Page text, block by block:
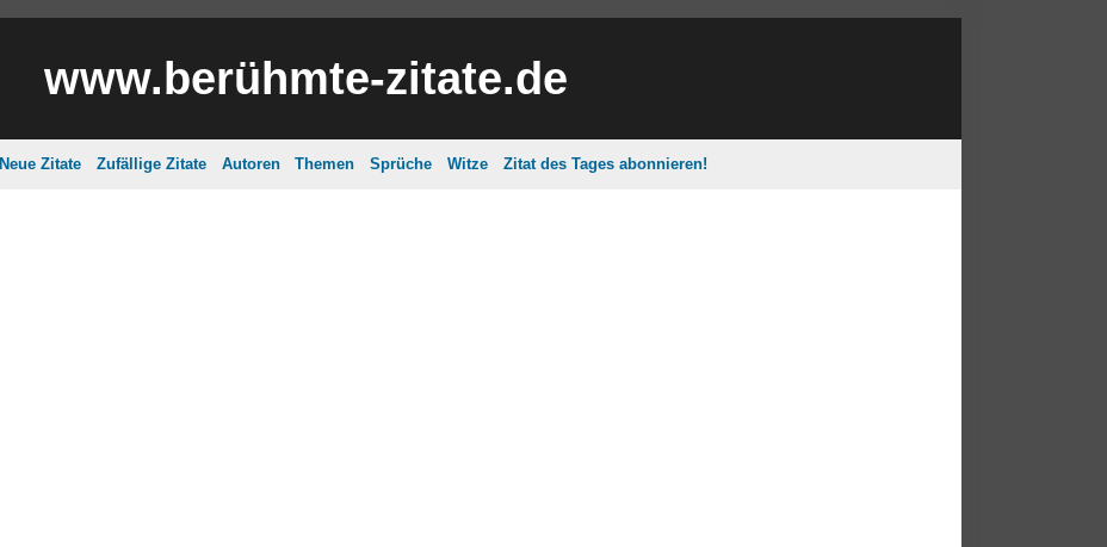
www.berühmte-zitate.de
Neue Zitate Zufällige Zitate Autoren Themen Sprüche Witze Zitat des Tages abonnieren!